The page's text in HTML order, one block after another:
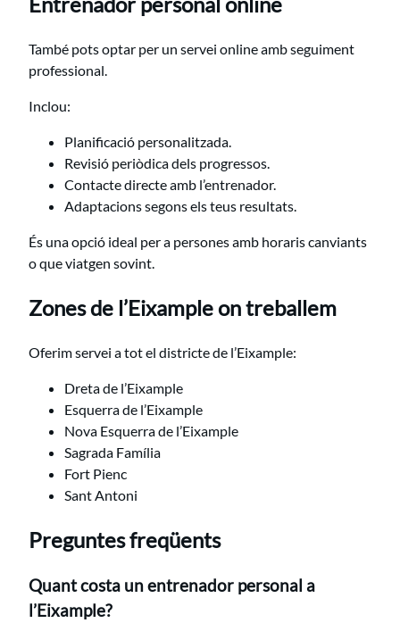
També pots optar per un servei online amb seguiment
professional.
Inclou:
Planificació personalitzada.
Revisió periòdica dels progressos.
Contacte directe amb l’entrenador.
Adaptacions segons els teus resultats.
És una opció ideal per a persones amb horaris canviants
o que viatgen sovint.
Zones de l’Eixample on treballem
Oferim servei a tot el districte de l’Eixample:
Dreta de l’Eixample
Esquerra de l’Eixample
Nova Esquerra de l’Eixample
Sagrada Família
Fort Pienc
Sant Antoni
Preguntes freqüents
Quant costa un entrenador personal a
l’Eixample?